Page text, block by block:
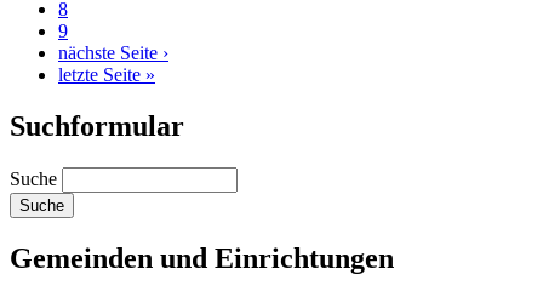
8
9
nächste Seite ›
letzte Seite »
Suchformular
Suche
Gemeinden und Einrichtungen